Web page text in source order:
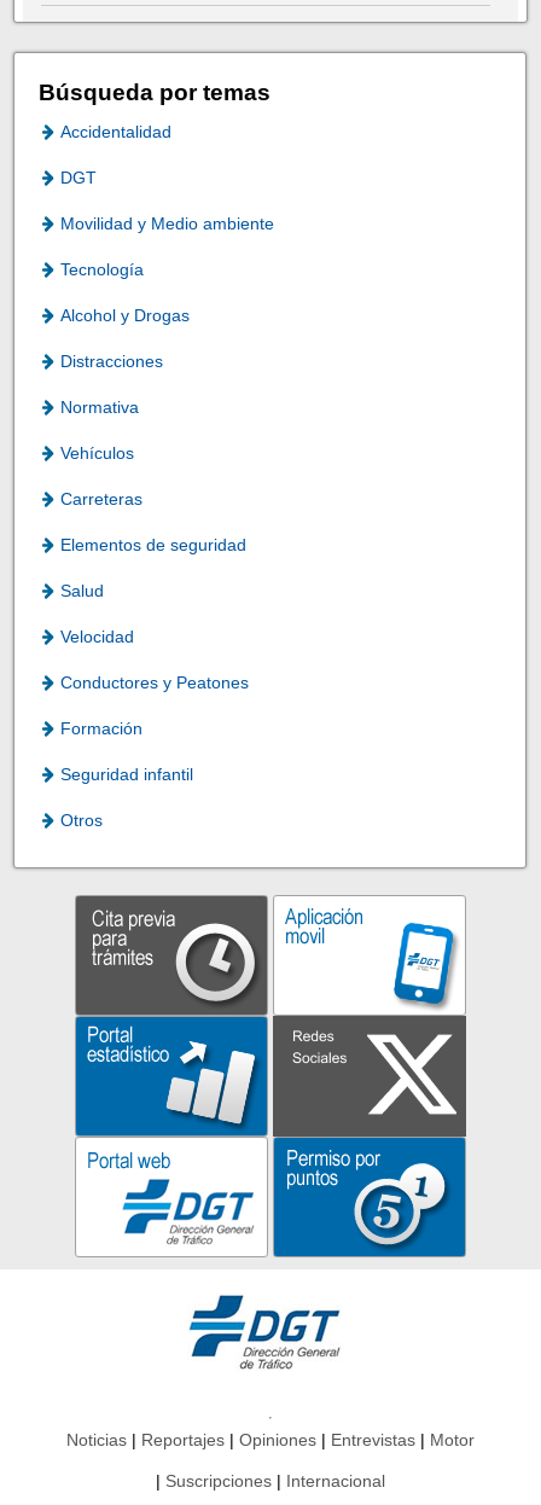
Búsqueda por temas
Accidentalidad
DGT
Movilidad y Medio ambiente
Tecnología
Alcohol y Drogas
Distracciones
Normativa
Vehículos
Carreteras
Elementos de seguridad
Salud
Velocidad
Conductores y Peatones
Formación
Seguridad infantil
Otros
Noticias Reportajes Opiniones Entrevistas Motor
Suscripciones Internacional